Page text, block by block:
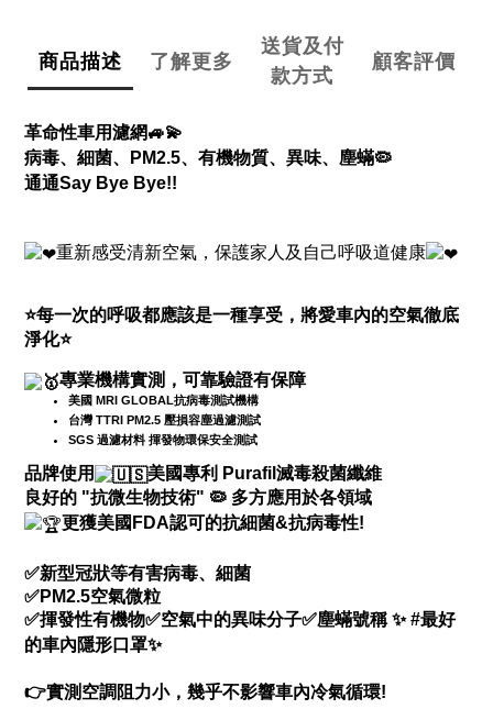
商品描述 了解更多
送貨及付
款方式
顧客評價
革命性車用濾網🚙💫
病毒、細菌、
PM2.5、有機物質、異味、 塵蟎🦠
通通Say Bye Bye!!
重新感受清新空氣，保護家人及自己呼吸道健康
⭐每一次的呼吸都應該是一種享受，將愛車內的空氣徹底
淨化⭐
專業機構實測，可靠驗證有保障
美國 MRI GLOBAL抗病毒測試機構
台灣 TTRI PM2.5 壓損容塵過濾測試
SGS 過濾材料 揮發物環保安全測試
品牌使用
美國專利 Purafil滅毒殺菌纖維
良好的 "抗微生物技術" 🦠 多方應用於各領域
更獲美國FDA認可的抗細菌&抗病毒性!
✅新型冠狀等有害病毒、細菌
✅PM2.5空氣微粒
✅揮發性有機物✅空氣中的異味分子✅塵蟎號稱✨#最好
的車內隱形口罩✨
👉實測空調阻力小，幾乎不影響車內冷氣循環!